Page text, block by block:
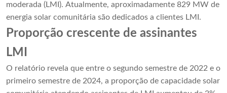
moderada (LMI). Atualmente, aproximadamente 829 MW de
energia solar comunitária são dedicados a clientes LMI.
Proporção crescente de assinantes
LMI
O relatório revela que entre o segundo semestre de 2022 e o
primeiro semestre de 2024, a proporção de capacidade solar